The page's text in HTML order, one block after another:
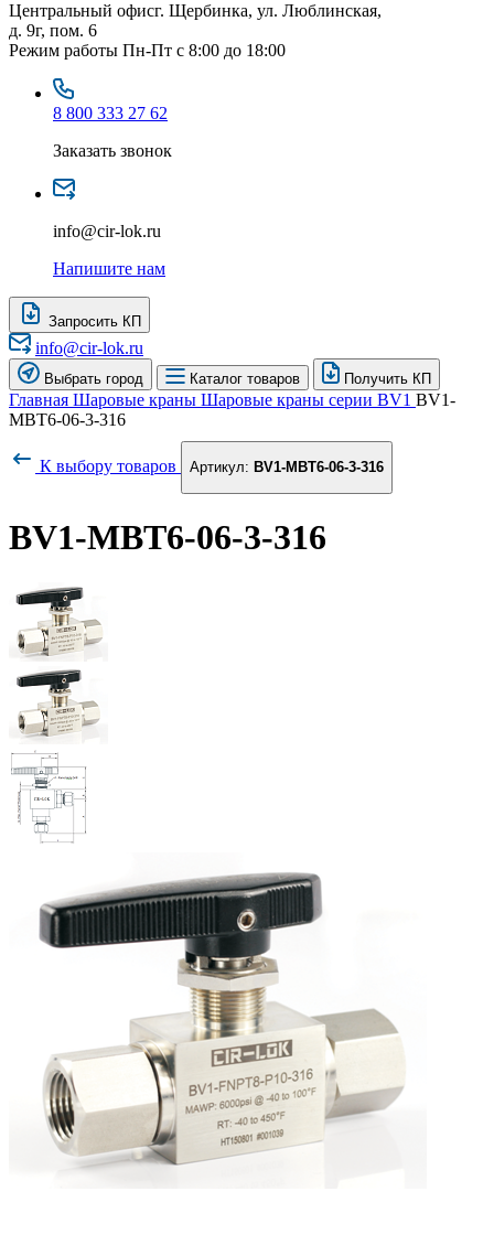
Центральный офисг. Щербинка, ул. Люблинская,
д. 9г, пом. 6
Режим работы Пн-Пт с 8:00 до 18:00
8 800 333 27 62
Заказать звонок
info@cir-lok.ru
Напишите нам
Запросить КП
info@cir-lok.ru
Выбрать город Каталог товаров Получить КП
Главная Шаровые краны Шаровые краны серии BV1 BV1-
MBT6-06-3-316
К выбору товаров Артикул: BV1-MBT6-06-3-316
BV1-MBT6-06-3-316